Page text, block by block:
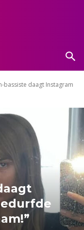
bassiste daagt Instagram